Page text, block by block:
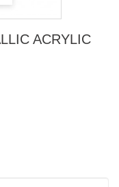
ACRYLIC